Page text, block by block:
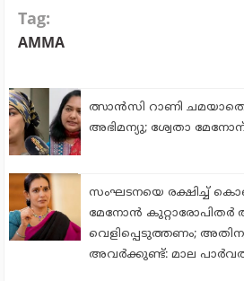
Tag:
AMMA
ത്സാന്‍സി റാണി
അഭിമന്യു; ശ്വേതാ
സംഘടനയെ രക്ഷിച്ച്
മേനോന്‍
വെളിപ്പെടുത്തണം;
അവര്‍ക്കുണ്ട്: മാല